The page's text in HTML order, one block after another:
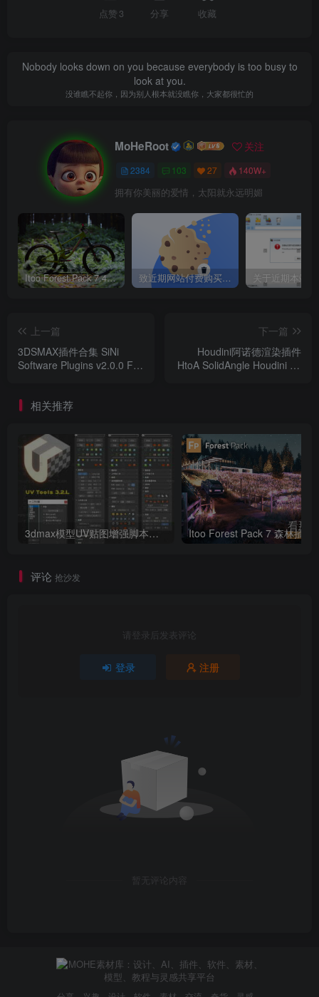
点赞 3 分享 收藏
Nobody looks down on you because everybody is too busy to
look at you.
没谁瞧不起你，因为别人根本就没瞧你，大家都很忙的
MoHeRoot 关注
2384 103 27 140W+
拥有你美丽的爱情，太阳就永远明媚
Itoo Forest Pack 7.4.20 森林插件 For 3DSMAX 2014 ~ 2023 汉化永久版 致近期网站付费购买资源及会员用户后，网页显示依然没有购买解决方法！
上一篇
3DSMAX插件合集 SiNi
Software Plugins v2.0.0 For
下一篇
Houdini阿诺德渲染插件
HtoA SolidAngle Houdini To
相关推荐
3dmax模型UV贴图增强脚本插件工具UVTools 3.2L 汉化破解版 For 3dmax2014~2023
评论 抢沙发
请登录后发表评论
登录 注册
暂无评论内容